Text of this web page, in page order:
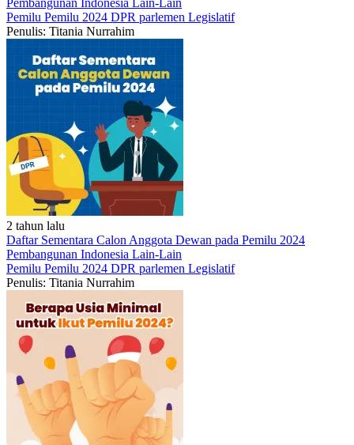
Pembangunan Indonesia
Lain-Lain
Pemilu Pemilu 2024 DPR parlemen Legislatif
Penulis: Titania Nurrahim
2 tahun lalu
Daftar Sementara Calon Anggota Dewan pada Pemilu 2024
Pembangunan Indonesia Lain-Lain
Pemilu Pemilu 2024 DPR parlemen Legislatif
Penulis: Titania Nurrahim